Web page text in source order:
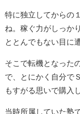
特に独立してからの
ね。稼ぐ力がしっか
ととんでもない目に
そこで転機となった
で、とにかく自分で
もすがる思いで購入
当時所属していた塾